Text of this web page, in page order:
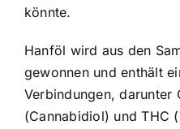
könnte.
Hanföl wird aus den
gewonnen und enthält
Verbindungen, darunter
(Cannabidiol) und THC